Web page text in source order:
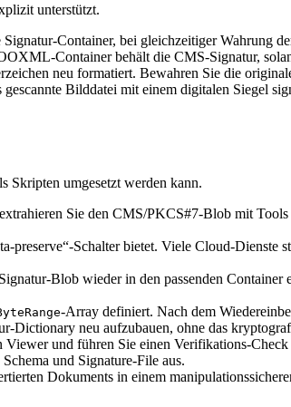
unterstützt.
bei gleichzeitiger Wahrung
behält die CMS‑Signatur,
neu formatiert. Bewahren Sie die
Bilddatei mit einem digitalen Siegel
Skripten umgesetzt werden kann.
Sie den CMS/PKCS#7‑Blob mit
Schalter bietet. Viele Cloud‑Dienste
wieder in den passenden Container
‑Array definiert. Nach dem
neu aufzubauen, ohne das
und führen Sie einen
und Signature‑File aus.
Dokuments in einem